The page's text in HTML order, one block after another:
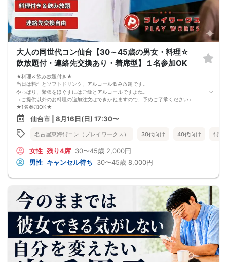
大人の同世代コン仙台【30～45歳の男女・料理☆
飲放題付・連絡先交換あり・着席型】１名参加OK
★料理＆飲み放題付き★
当日は料理とソフトドリンク、アルコール飲み放題です。
やっぱり、緊張をほぐすにはご飯とアルコールですよね。
（ご提供以外のお料理の追加注文はできかねますので、予めご了承ください）
★1名参加OK★
他の1名参加の方とペアになりますし、友達作りにも最適です。
基本的には２：２のグループトークとなります。
（１：１でのトークはございませんので、予めご了承ください）
★プロフィールカードにより会話のキッカケもバッチリ★
なんてことは絶対ありません！
プロフィールカードを活用し、「はじめまして」から会話を楽しみましょう。
★完全着席型・連絡先交換は自由★
換ができなかった」なんてことはありません。
（連絡先交換は席替え時間までに円滑に行ってください）
---------------------------
【お客様へのお願い】
1. ２名様以上でのご参加は必ず同性同士でお申し込みください。
2. 服装の指定はございません。多くのお客様はカジュアルな格好でおこしになら
れています。
3. 開催判断はイベント前日の時点で男性３名・女性３名以上のお申し込みからに
なりますが、当日に参加者のキャンセルで比率が崩れた場合や開催判断人数を下
回った場合、一切返金などの保証はいたしませんのでご了承ください。
仙台市 | 8月16日(日) 17:30〜
名古屋東海街コン（プレイワークス） 30代向け 40代向け 街コ
女性 残り4席 30〜45歳 2,000円
男性 キャンセル待ち 30〜45歳 8,000円